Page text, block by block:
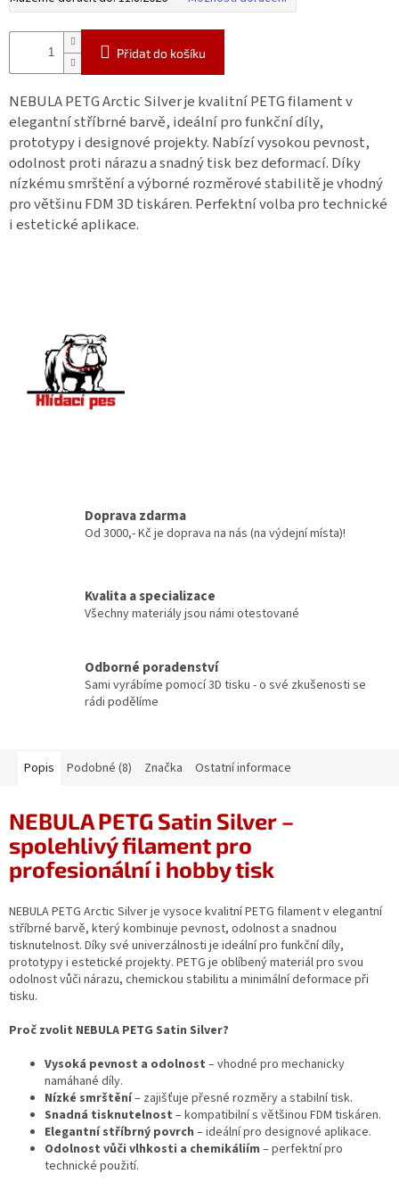
Přidat do košíku
NEBULA PETG Arctic Silver je kvalitní PETG filament v
elegantní stříbrné barvě, ideální pro funkční díly,
prototypy i designové projekty. Nabízí vysokou pevnost,
odolnost proti nárazu a snadný tisk bez deformací. Díky
nízkému smrštění a výborné rozměrové stabilitě je vhodný
pro většinu FDM 3D tiskáren. Perfektní volba pro technické
i estetické aplikace.
Doprava zdarma
Od 3000,- Kč je doprava na nás (na výdejní místa)!
Kvalita a specializace
Všechny materiály jsou námi otestované
Odborné poradenství
Sami vyrábíme pomocí 3D tisku - o své zkušenosti se
rádi podělíme
Popis Podobné (8) Značka Ostatní informace
NEBULA PETG Satin Silver –
spolehlivý filament pro
profesionální i hobby tisk
NEBULA PETG Arctic Silver je vysoce kvalitní PETG filament v elegantní
stříbrné barvě, který kombinuje pevnost, odolnost a snadnou
tisknutelnost. Díky své univerzálnosti je ideální pro funkční díly,
prototypy i estetické projekty. PETG je oblíbený materiál pro svou
odolnost vůči nárazu, chemickou stabilitu a minimální deformace při
tisku.
Proč zvolit NEBULA PETG Satin Silver?
Vysoká pevnost a odolnost – vhodné pro mechanicky
namáhané díly.
Nízké smrštění– zajišťuje přesné rozměry a stabilní tisk.
Snadná tisknutelnost – kompatibilní s většinou FDM tiskáren.
Elegantní stříbrný povrch – ideální pro designové aplikace.
Odolnost vůči vlhkosti a chemikáliím – perfektní pro
technické použití.